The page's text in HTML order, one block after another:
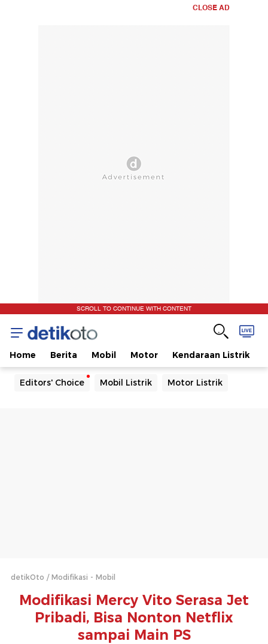
CLOSE AD
SCROLL TO CONTINUE WITH CONTENT
Home Berita Mobil Motor Kendaraan Listrik
Editors' Choice Mobil Listrik Motor Listrik
detikOto Modifikasi - Mobil
Modifikasi Mercy Vito Serasa Jet
Pribadi, Bisa Nonton Netflix
sampai Main PS